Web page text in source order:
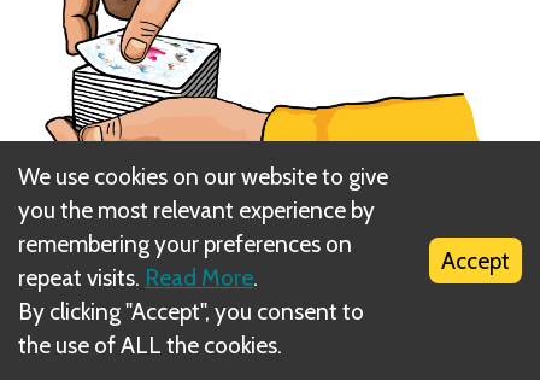
Novietojiet pīkstošo Pigasus rotaļlietu spēles
laukuma centrā, lai tā būtu viegli sasniedzama.
We use cookies on our website to give
you the most relevant experience by
remembering your preferences on
repeat visits. Read More.
By clicking "Accept", you consent to
the use of ALL the cookies.
Accept